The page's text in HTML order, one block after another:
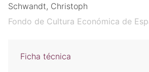
Schwandt, Christoph
Fondo de Cultura Económica de
Ficha técnica